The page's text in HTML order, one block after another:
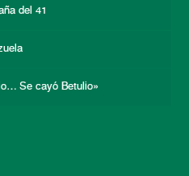
del 41
Se cayó Betulio»